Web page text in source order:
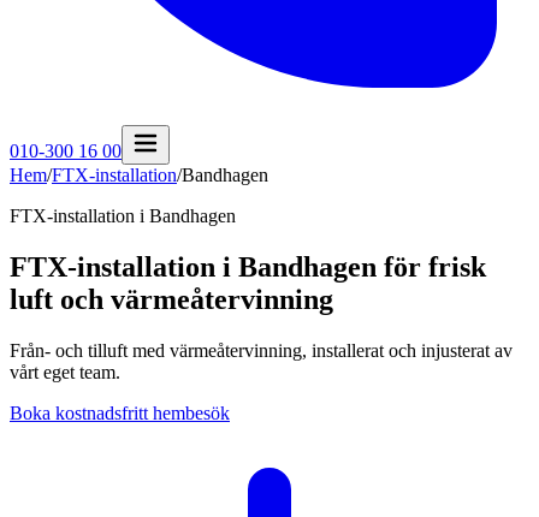
010-300 16 00
Hem/FTX-installation/Bandhagen
FTX-installation i Bandhagen
FTX-installation i Bandhagen för frisk
luft och värmeåtervinning
Från- och tilluft med värmeåtervinning, installerat och injusterat av
vårt eget team.
Boka kostnadsfritt hembesök